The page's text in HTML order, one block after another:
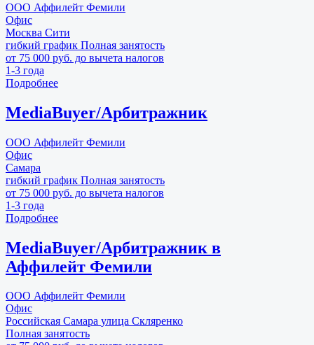
ООО Аффилейт Фемили
Офис
Москва Сити
гибкий график Полная занятость
от 75 000 руб. до вычета налогов
1-3 года
Подробнее
MediaBuyer/Арбитражник
ООО Аффилейт Фемили
Офис
Самара
гибкий график Полная занятость
от 75 000 руб. до вычета налогов
1-3 года
Подробнее
MediaBuyer/Арбитражник в
Аффилейт Фемили
ООО Аффилейт Фемили
Офис
Российская Самара улица Скляренко
Полная занятость